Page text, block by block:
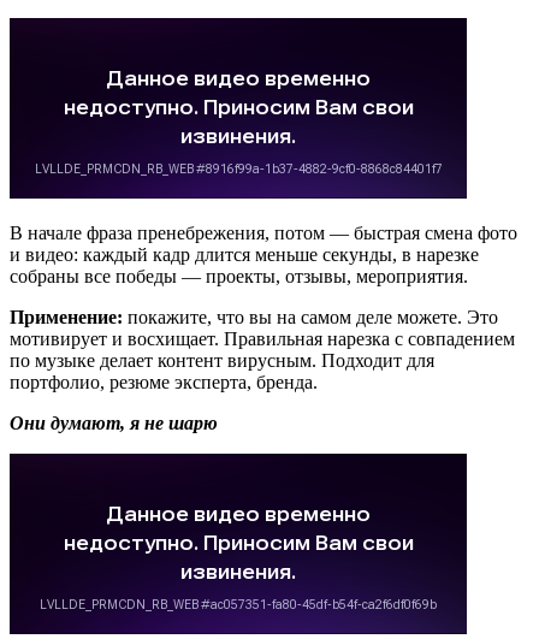
В начале фраза пренебрежения, потом — быстрая смена фото
и видео: каждый кадр длится меньше секунды, в нарезке
собраны все победы — проекты, отзывы, мероприятия.
Применение: покажите, что вы на самом деле можете. Это
мотивирует и восхищает. Правильная нарезка с совпадением
по музыке делает контент вирусным. Подходит для
портфолио, резюме эксперта, бренда.
Они думают, я не шарю